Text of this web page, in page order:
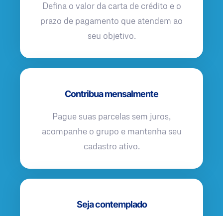
Defina o valor da carta de crédito e o
prazo de pagamento que atendem ao
seu objetivo.
Contribua mensalmente
Pague suas parcelas sem juros,
acompanhe o grupo e mantenha seu
cadastro ativo.
Seja contemplado